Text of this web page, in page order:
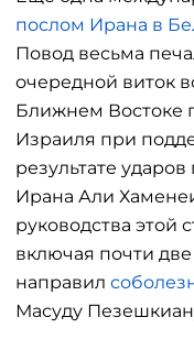
послом Ирана в
Повод весьма
очередной виток
Ближнем Востоке
Израиля при
результате
Ирана Али
руководства этой
включая почти
направил
Масуду